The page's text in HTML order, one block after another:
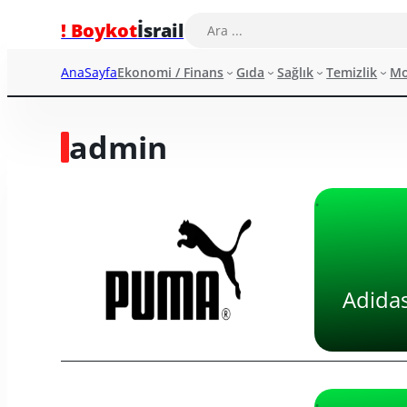
! Boykotİsrail
AnaSayfaEkonomi / Finans Gıda Sağlık Temizlik
admin
·